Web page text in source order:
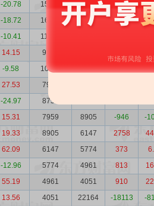
-20.78 15738 16731 -993 -
-18.72 16731 11619 5112
-10.41 11619
14.15 9229
-9.58 10027 7918 2109
27.53 7918
-24.97 8759
15.31 7959 8905 -946 -
19.33 8905 6147 2758
62.09 6147 5774 373
-12.96 5774 4961 813
55.19 4961 4051 910
13.56 4051 22164 -18113 -